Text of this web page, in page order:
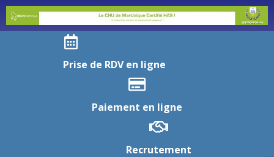
Prise de RDV en ligne
Paiement en ligne
Recrutement